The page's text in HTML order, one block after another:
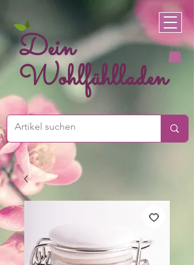
Dein
Wohlfühlladen